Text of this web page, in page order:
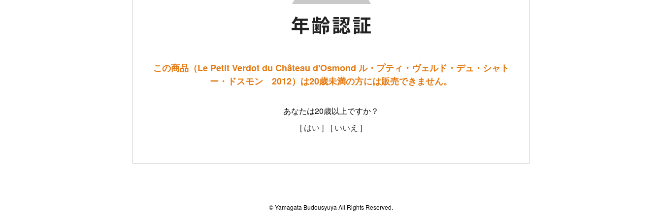
この商品（Le Petit Verdot du Château d'Osmond ル・プティ・ヴェルド・デュ・シャト
ー・ドスモン 2012）は20歳未満の方には販売できません。
あなたは20歳以上ですか？
[ はい ]
[ いいえ ]
© Yamagata Budousyuya All Rights Reserved.